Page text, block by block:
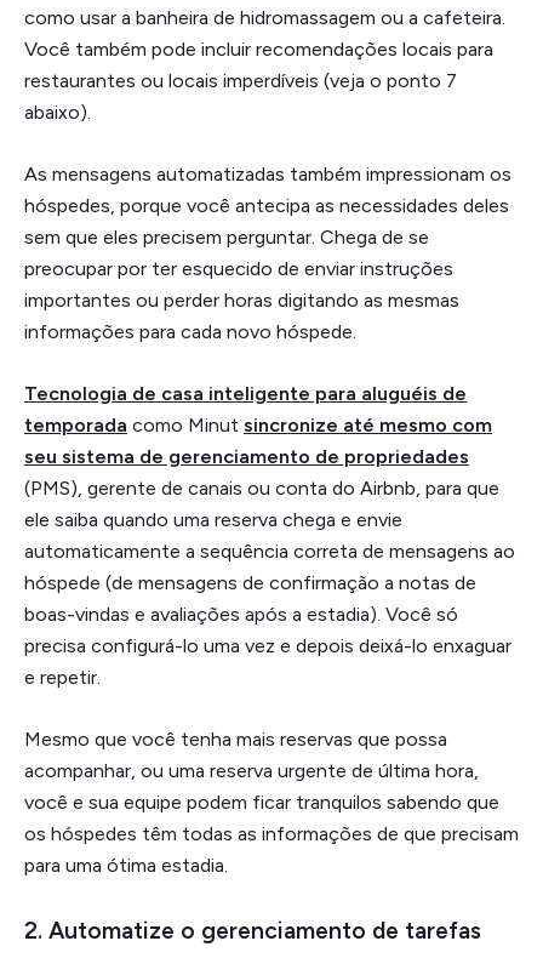
como usar a banheira de hidromassagem ou a cafeteira.
Você também pode incluir recomendações locais para
restaurantes ou locais imperdíveis (veja o ponto 7
abaixo).
As mensagens automatizadas também impressionam os
hóspedes, porque você antecipa as necessidades deles
sem que eles precisem perguntar. Chega de se
preocupar por ter esquecido de enviar instruções
importantes ou perder horas digitando as mesmas
informações para cada novo hóspede.
Tecnologia de casa inteligente para aluguéis de
temporada como Minut sincronize até mesmo com
seu sistema de gerenciamento de propriedades
(PMS), gerente de canais ou conta do Airbnb, para que
ele saiba quando uma reserva chega e envie
automaticamente a sequência correta de mensagens ao
hóspede (de mensagens de confirmação a notas de
boas-vindas e avaliações após a estadia). Você só
precisa configurá-lo uma vez e depois deixá-lo enxaguar
e repetir.
Mesmo que você tenha mais reservas que possa
acompanhar, ou uma reserva urgente de última hora,
você e sua equipe podem ficar tranquilos sabendo que
os hóspedes têm todas as informações de que precisam
para uma ótima estadia.
2. Automatize o gerenciamento de tarefas